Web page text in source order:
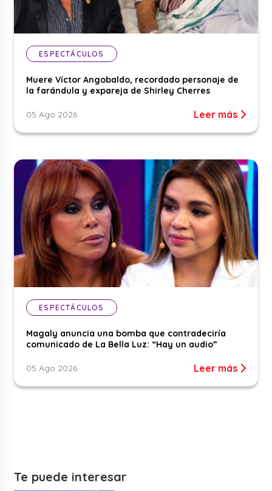
ESPECTÁCULOS
Muere Víctor Angobaldo, recordado personaje de
la farándula y expareja de Shirley Cherres
05 Ago 2026 Leer más
ESPECTÁCULOS
Magaly anuncia una bomba que contradeciría
comunicado de La Bella Luz: “Hay un audio”
05 Ago 2026 Leer más
Te puede interesar